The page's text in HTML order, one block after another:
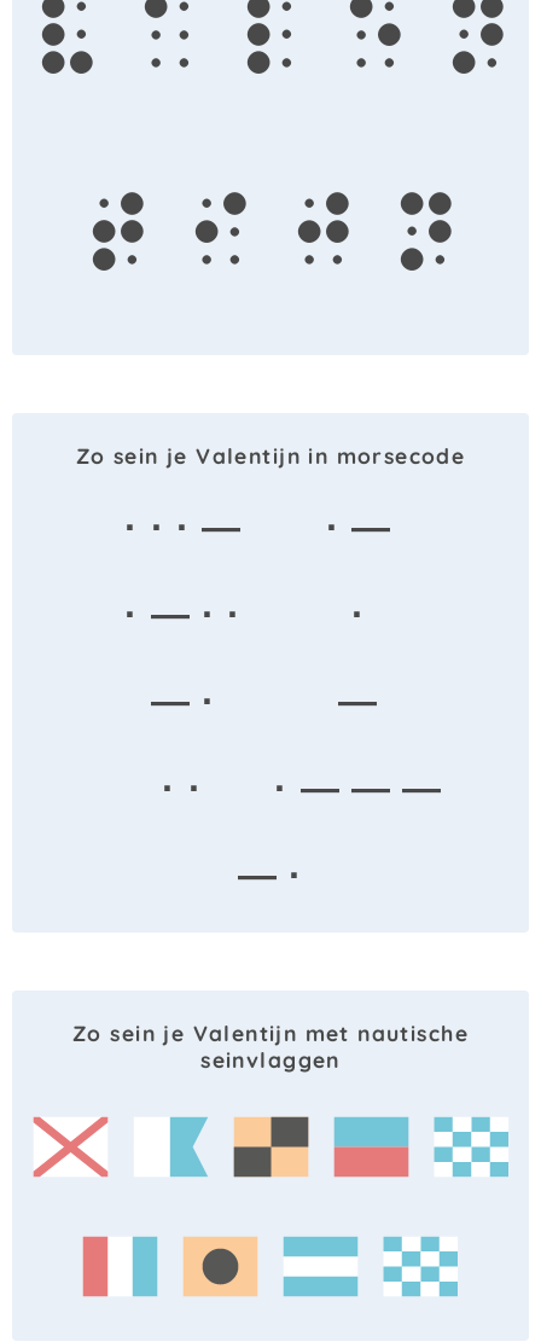
v a l e n
t i j n
Zo sein je Valentijn in morsecode
· · · —
· —
· — · ·
·
— ·
—
· ·
· — — —
— ·
Zo sein je Valentijn met nautische
seinvlaggen